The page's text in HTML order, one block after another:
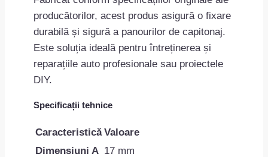
producătorilor, acest produs asigură o fixare
durabilă și sigură a panourilor de capitonaj.
Este soluția ideală pentru întreținerea și
reparațiile auto profesionale sau proiectele
DIY.
Specificații tehnice
Caracteristică Valoare
Dimensiuni A 17 mm